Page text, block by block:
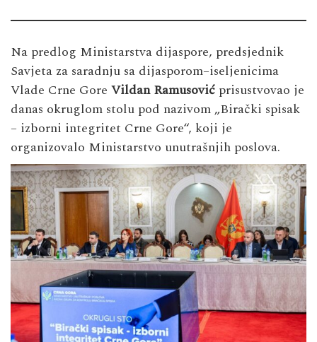
Na predlog Ministarstva dijaspore, predsjednik
Savjeta za saradnju sa dijasporom–iseljenicima
Vlade Crne Gore Vildan Ramusović prisustvovao je
danas okruglom stolu pod nazivom „Birački spisak
– izborni integritet Crne Gore“, koji je
organizovalo Ministarstvo unutrašnjih poslova.